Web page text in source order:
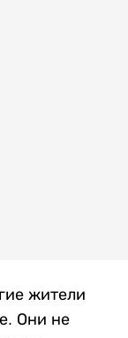
жители
Они не